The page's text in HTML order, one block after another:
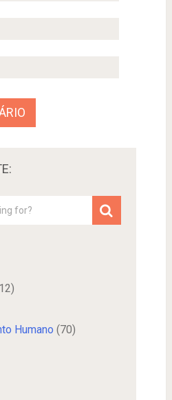
Humano (70)